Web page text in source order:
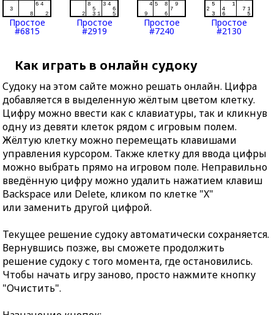
Простое
#6815
Простое
#2919
Простое
#7240
Простое
#2130
Как играть в онлайн судоку
Судоку на этом сайте можно решать онлайн. Цифра
добавляется в выделенную жёлтым цветом клетку.
Цифру можно ввести как с клавиатуры, так и кликнув
одну из девяти клеток рядом с игровым полем.
Жёлтую клетку можно перемещать клавишами
управления курсором. Также клетку для ввода цифры
можно выбрать прямо на игровом поле. Неправильно
введённую цифру можно удалить нажатием клавиш
Backspace или Delete, кликом по клетке "X"
или заменить другой цифрой.
Текущее решение судоку автоматически сохраняется.
Вернувшись позже, вы сможете продолжить
решение судоку с того момента, где остановились.
Чтобы начать игру заново, просто нажмите кнопку
"Очистить".